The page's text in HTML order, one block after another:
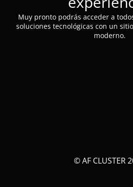
Muy pronto podrás acceder a
soluciones tecnológicas con un
moderno.
© AF CLUSTER